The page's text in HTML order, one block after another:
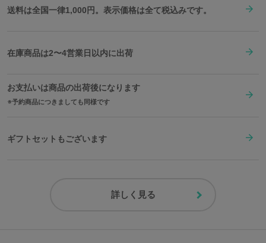
原産国／日本
送料は全国一律1,000円。表示価格は全て税込みです。
在庫商品は2〜4営業日以内に出荷
お支払いは商品の出荷後になります
予約商品につきましても同様です
ギフトセットもございます
詳しく見る